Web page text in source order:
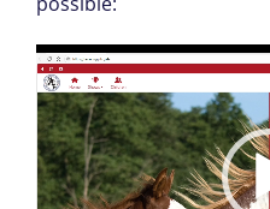
Video-
Player